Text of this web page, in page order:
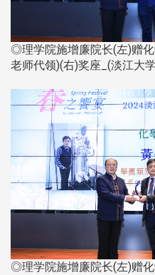
◎理学院施增廉院长(左)赠
老师代领)(右)奖座_(淡江大
◎理学院施增廉院长(左)赠